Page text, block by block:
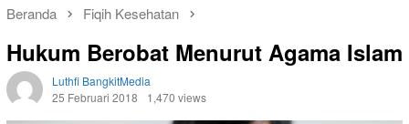
Beranda Fiqih Kesehatan
Hukum Berobat Menurut Agama Islam
Luthfi BangkitMedia
25 Februari 2018
1,470 views